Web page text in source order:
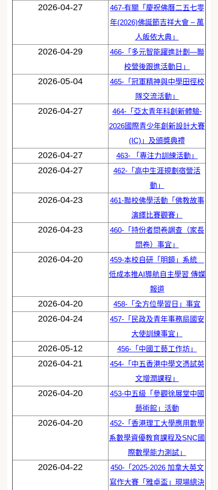
2026-04-27
467-有關「慶祝佛曆二五七零
年(2026)佛誕節吉祥大會 – 萬
人皈依大典」
2026-04-29
466-「多元智能躍進計劃—聯
校營後跟進活動日」
2026-05-04
465-「冠軍精神與中學田徑校
隊交流活動」
2026-04-27
464-「亞太青年科創新體驗-
2026國際青少年創新設計大賽
(IC)」及頒獎典禮
2026-04-27 463- 「專注力訓練活動」
2026-04-27
462-「高中生涯規劃宿營活
動」
2026-04-23
461-聯校佛學活動「佛教故事
演繹比賽觀賽」
2026-04-23
460-「持份者問卷調查（家長
問卷）事宜」
2026-04-20
459-本校自研「明鏡」系統
低成本推AI導航自主學習 傳媒
報道
2026-04-20 458-「全方位學習日」事宜
2026-04-24
457-「民政及青年事務局國安
大使訓練事宜」
2026-05-12 456-「中國工藝工作坊」
2026-04-21
454-「中五香港中學文憑試英
文增潤課程」
2026-04-20
453-中五級「參觀徐展堂中國
藝術館」活動
2026-04-20
452-「香港理工大學應用數學
系數學資優教育課程及SNC國
際數學能力測試」
2026-04-22
450-「2025-2026 加拿大英文
寫作大賽「雅卓盃」現場總決